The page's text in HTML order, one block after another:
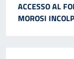
ACCESSO AL
MOROSI